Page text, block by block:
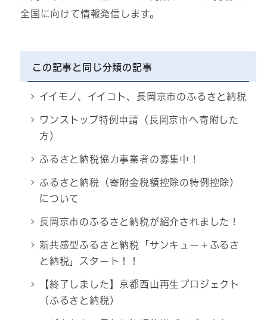
全国に向けて情報発信します。
この記事と同じ分類の記事
イイモノ、イイコト、長岡京市のふるさと納税
ワンストップ特例申請（長岡京市へ寄附した
方）
ふるさと納税協力事業者の募集中！
ふるさと納税（寄附金税額控除の特例控除）
について
長岡京市のふるさと納税が紹介されました！
新共感型ふるさと納税「サンキュー＋ふるさ
と納税」スタート！！
【終了しました】京都西山再生プロジェクト
（ふるさと納税）